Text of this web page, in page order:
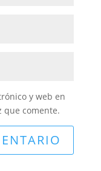
y web en
que comente.